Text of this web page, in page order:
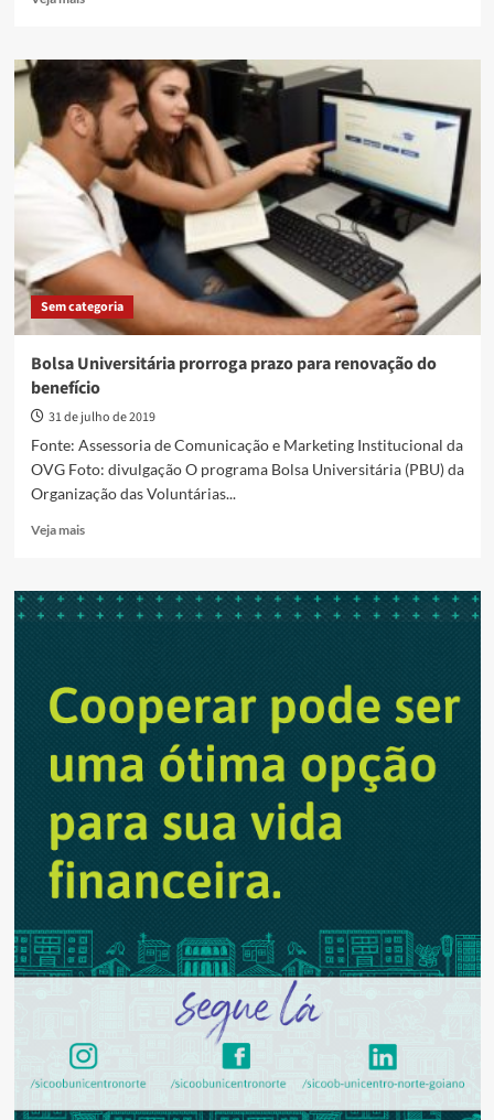
Bolsa
Universitária
inicia
período
de
renovação
dia
6
de
janeiro
Sem categoria
Bolsa Universitária prorroga prazo para renovação do
benefício
31 de julho de 2019
Fonte: Assessoria de Comunicação e Marketing Institucional da
OVG Foto: divulgação O programa Bolsa Universitária (PBU) da
Organização das Voluntárias...
Veja maisRead
Bolsa
Universitária
renovação
do